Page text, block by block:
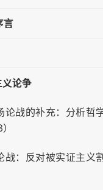
言
论争
论战的补充：分析哲
战：反对被实证主义